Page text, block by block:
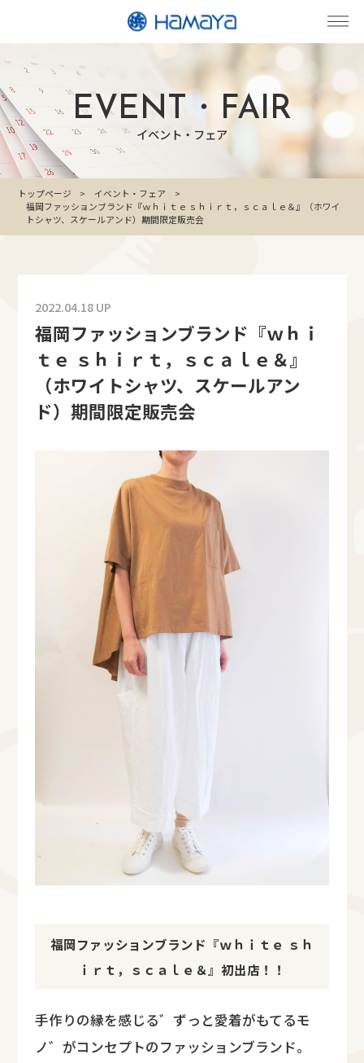
EVENT・FAIR
イベント・フェア
トップページ
イベント・フェア
福岡ファッションブランド『ｗｈｉｔｅ ｓｈｉｒｔ，ｓｃａｌｅ＆』（ホワイ
トシャツ、スケールアンド）期間限定販売会
2022.04.18 UP
福岡ファッションブランド『ｗｈｉ
ｔｅ ｓｈｉｒｔ，ｓｃａｌｅ＆』
（ホワイトシャツ、スケールアン
ド）期間限定販売会
福岡ファッションブランド『ｗｈｉｔｅ ｓｈ
ｉｒｔ，ｓｃａｌｅ＆』初出店！！
手作りの縁を感じる゛ずっと愛着がもてるモ
ノ゛がコンセプトのファッションブランド。